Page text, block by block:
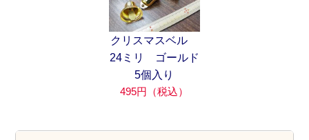
クリスマスベル
24ミリ ゴールド
5個入り
495円（税込）